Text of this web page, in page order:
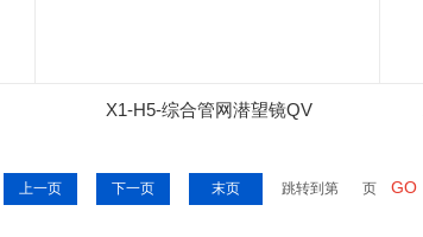
X1-H5-综合管网潜望镜QV
上一页 下一页 末页 跳转到第 页